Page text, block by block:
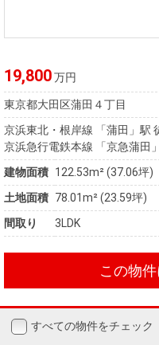
税金の本
（電子ブ
ック）
19,800万円
東京都大田区蒲田４丁目
京浜東北・根岸線 「蒲田」駅
京浜急行電鉄本線 「京急蒲田
建物面積 122.53m² (37.06坪)
土地面積 78.01m² (23.59坪)
間取り
3LDK
この物
すべての物件をチェック